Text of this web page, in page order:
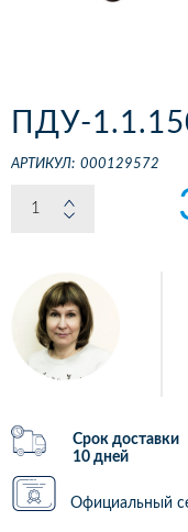
ПДУ-
АРТИКУЛ: 000129572
Срок доставки
10 дней
Официальный